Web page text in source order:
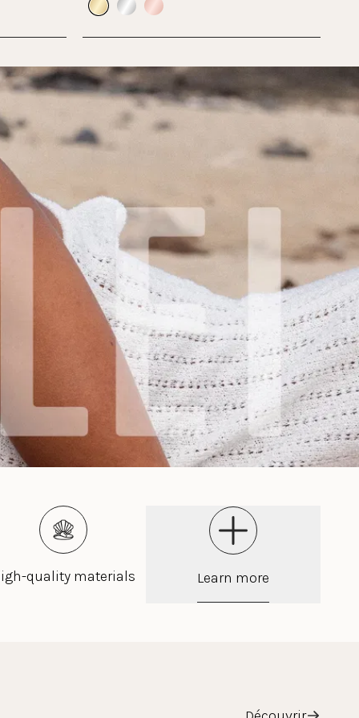
quality materials Learn more